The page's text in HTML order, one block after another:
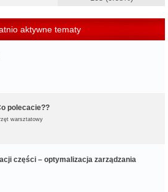
aktywne tematy
polecacie??
warsztatowy
części – optymalizacja zarządzania